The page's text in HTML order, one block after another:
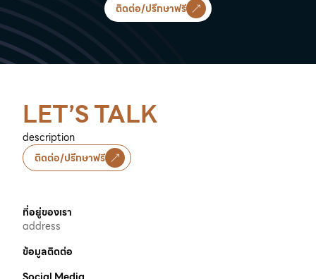
ติดต่อ/ปรึกษาฟรี
LET’S TALK
description
ติดต่อ/ปรึกษาฟรี
ที่อยู่ของเรา
address
ข้อมูลติดต่อ